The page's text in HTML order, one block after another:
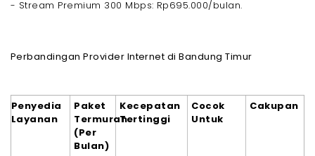
- Stream Premium 300 Mbps: Rp695.000/bulan.
Perbandingan Provider Internet di Bandung Timur
Penyedia
Layanan
Paket
Termurah
(Per
Bulan)
Kecepatan
Tertinggi
Cocok
Untuk
Cakupan